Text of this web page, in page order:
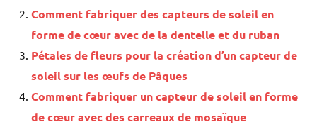
Comment fabriquer des capteurs de soleil en
forme de cœur avec de la dentelle et du ruban
Pétales de fleurs pour la création d’un capteur de
soleil sur les œufs de Pâques
Comment fabriquer un capteur de soleil en forme
de cœur avec des carreaux de mosaïque